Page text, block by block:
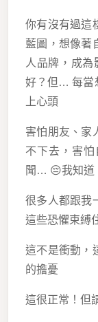
你有沒有過這
藍圖，想像著
人品牌，成
好？但… 每當
上心頭
害怕朋友、家
不下去，害
聞… 😔我知道
很多人都跟我
這些恐懼束縛
這不是衝動，
的擔憂
這很正常！但